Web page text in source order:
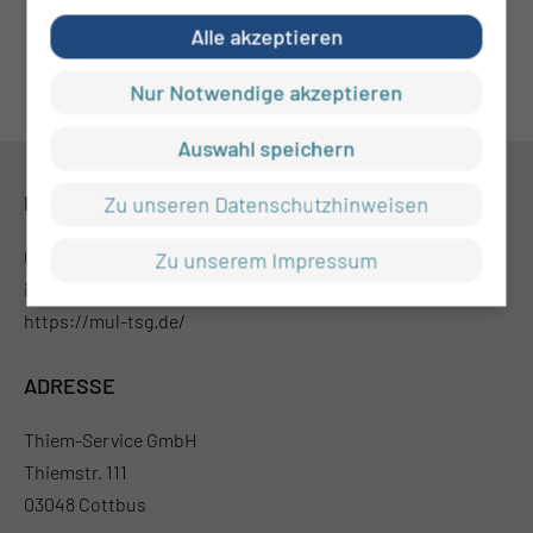
KONTAKT
0355 46 -0
info@mul-ct.de
https://mul-tsg.de/
ADRESSE
Thiem-Service GmbH
Thiemstr. 111
03048 Cottbus
Alle akzeptieren
Nur Notwendige akzeptieren
Auswahl speichern
Zu unseren Datenschutzhinweisen
Zu unserem Impressum